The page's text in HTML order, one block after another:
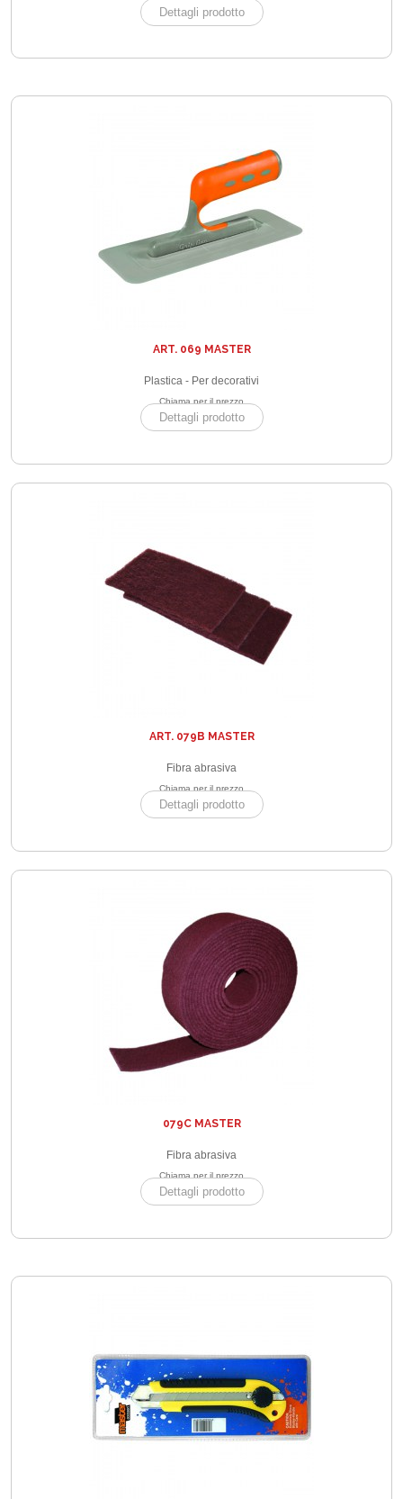
Dettagli prodotto
ART. 069 MASTER
Plastica - Per decorativi
Chiama per il prezzo
Dettagli prodotto
ART. 079B MASTER
Fibra abrasiva
Chiama per il prezzo
Dettagli prodotto
079C MASTER
Fibra abrasiva
Chiama per il prezzo
Dettagli prodotto